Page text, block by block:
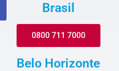
Brasil
0800 711 7000
Belo Horizonte